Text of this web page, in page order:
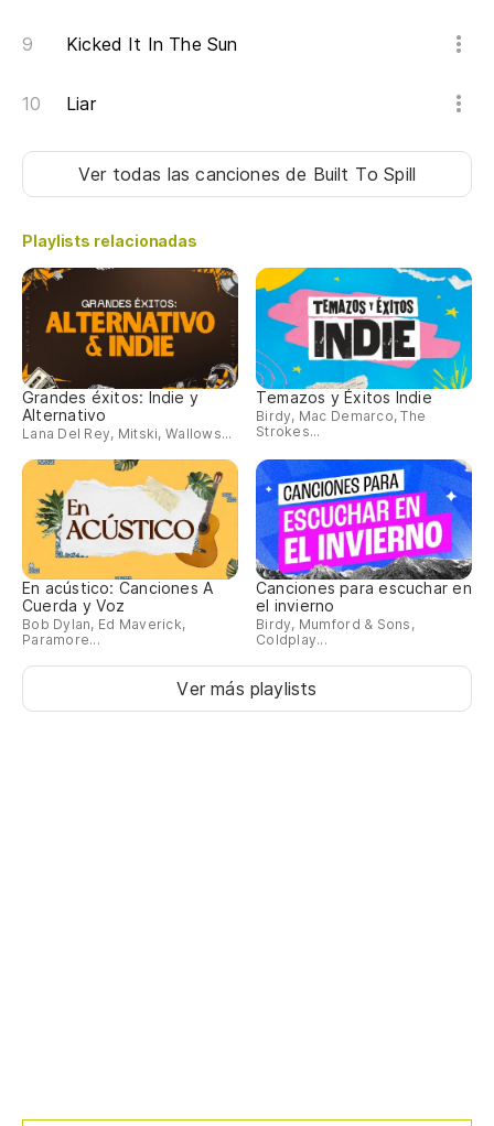
Kicked It In The Sun
Liar
Ver todas las cancionesde Built To Spill
Playlists relacionadas
Grandes éxitos: Indie y
Alternativo
Lana Del Rey, Mitski, Wallows...
Temazos y Éxitos Indie
Birdy, Mac Demarco, The
Strokes...
En acústico: Canciones A
Cuerda y Voz
Bob Dylan, Ed Maverick,
Paramore...
Canciones para escuchar en
el invierno
Birdy, Mumford & Sons,
Coldplay...
Ver más playlists